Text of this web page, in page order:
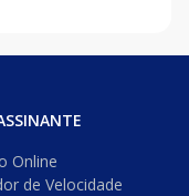
Online
de Velocidade